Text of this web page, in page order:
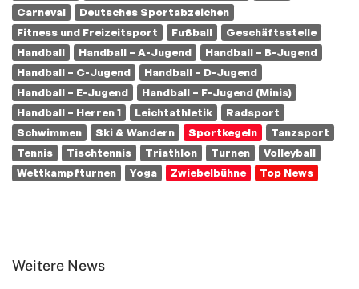
Carneval
Deutsches Sportabzeichen
Fitness und Freizeitsport
Fußball
Geschäftsstelle
Handball
Handball – A-Jugend
Handball – B-Jugend
Handball – C-Jugend
Handball – D-Jugend
Handball – E-Jugend
Handball – F-Jugend (Minis)
Handball – Herren 1
Leichtathletik
Radsport
Schwimmen
Ski & Wandern Sportkegeln
Tanzsport
Tennis
Tischtennis Triathlon Turnen
Volleyball
Wettkampfturnen
Yoga Zwiebelbühne Top News
Weitere News